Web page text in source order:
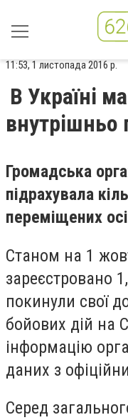
11:53, 1 листопада 2016 р.
В Україні
внутрішньо
Громадська
підрахувала
переміщених
Станом на 1
зареєстровано
покинули свої
бойових дій на
інформацію
даних з
Серед